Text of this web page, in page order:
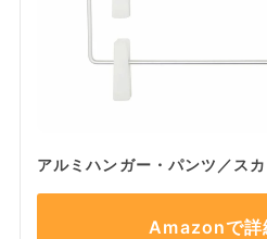
アルミハンガー・パンツ／ス
Amazonで詳